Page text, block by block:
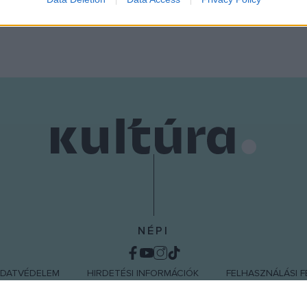
NÉPI
HIRDETÉSI INFORMÁCIÓK FELHASZNÁLÁSI